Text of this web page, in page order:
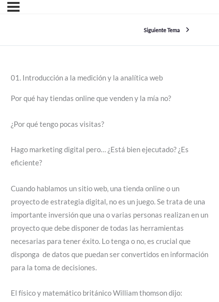
Siguiente Tema
01. Introducción a la medición y la analítica web
Por qué hay tiendas online que venden y la mía no?
¿Por qué tengo pocas visitas?
Hago marketing digital pero… ¿Está bien ejecutado? ¿Es
eficiente?
Cuando hablamos un sitio web, una tienda online o un
proyecto de estrategia digital, no es un juego. Se trata de una
importante inversión que una o varias personas realizan en un
proyecto que debe disponer de todas las herramientas
necesarias para tener éxito. Lo tenga o no, es crucial que
disponga de datos que puedan ser convertidos en información
para la toma de decisiones.
El físico y matemático británico William thomson dijo: